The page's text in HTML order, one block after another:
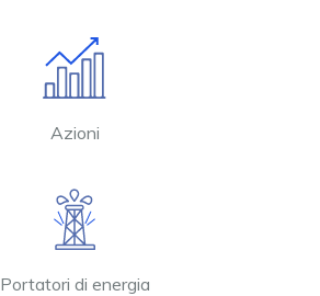
Azioni
Portatori di energia